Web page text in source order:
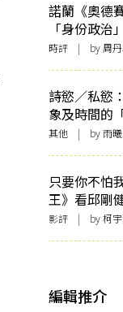
諾蘭《奧德
「身份政治」
時評 | by 周
詩慾／私慾
象及時間的
其他 | by 雨
只要你不怕
王》看邱剛
影評 | by 柯宇
編輯推介